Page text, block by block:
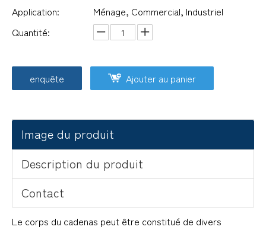
Application:
Ménage, Commercial, Industriel
Quantité:
enquête Ajouter au panier
Image du produit
Description du produit
Contact
Le corps du cadenas peut être constitué de divers